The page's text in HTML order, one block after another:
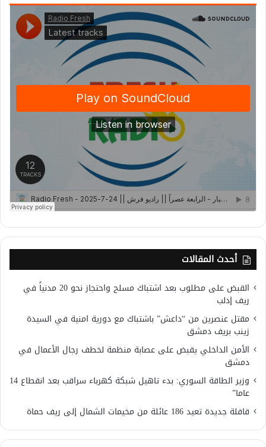
أحدث المقالات
القبض على مطلوب بعد اشتباك مسلح واحتجاز نحو 20 مدنياً في
ريف إدلب
مقتل عنصرين من “داعش” باشتباك مع دورية امنية في السيدة
زينب بريف دمشق
الأمن الداخلي يقبض على عصابة منظمة لخطف رجال الأعمال في
دمشق
وزير الطاقة السوري: بدء تاهيل شبكة كهرباء سراقب بعد انقطاع 14
عاما”
قافلة جديدة تعيد 186 عائلة من مخيمات الشمال إلى ريف حماة